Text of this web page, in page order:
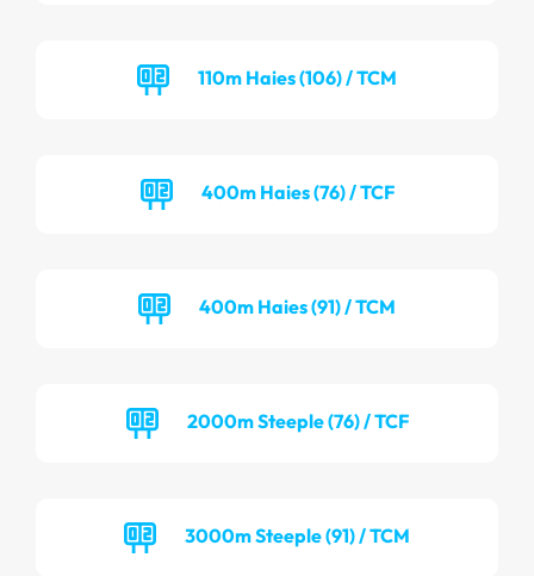
110m Haies (106) / TCM
400m Haies (76) / TCF
400m Haies (91) / TCM
2000m Steeple (76) / TCF
3000m Steeple (91) / TCM